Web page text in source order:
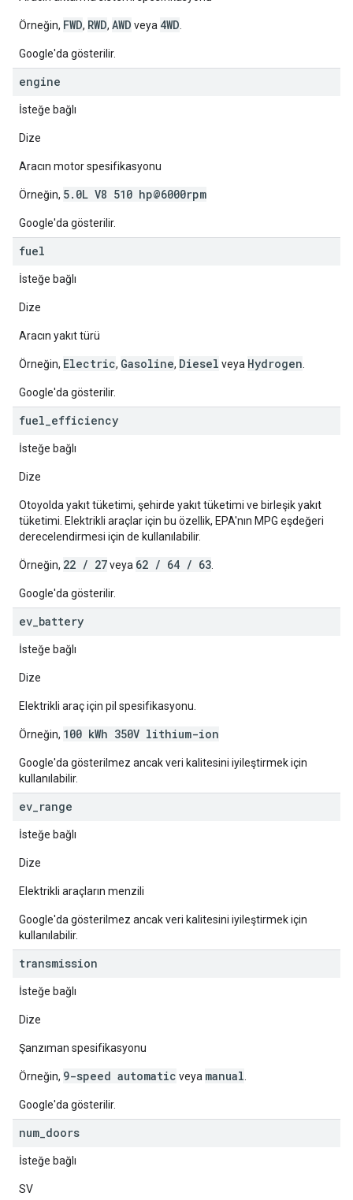
Örneğin, FWD, RWD, AWD veya 4WD
Google'da gösterilir.
engine
İsteğe bağlı
Dize
Aracın motor spesifikasyonu
Örneğin, 5.0L V8 510 hp@6000rpm
Google'da gösterilir.
fuel
İsteğe bağlı
Dize
Aracın yakıt türü
Örneğin, Electric, Gasoline, Diesel veya Hydrogen
Google'da gösterilir.
fuel efficiency
İsteğe bağlı
Dize
Otoyolda yakıt tüketimi, şehirde yakıt tüketimi ve birleşik yakıt
tüketimi. Elektrikli araçlar için bu özellik, EPA'nın MPG eşdeğeri
derecelendirmesi için de kullanılabilir.
Örneğin, 22 / 27veya 62 / 64 / 63
Google'da gösterilir.
ev battery
İsteğe bağlı
Dize
Elektrikli araç için pil spesifikasyonu.
Örneğin, 100 kWh 350V lithium-ion
Google'da gösterilmez ancak veri kalitesini iyileştirmek için
kullanılabilir.
ev range
İsteğe bağlı
Dize
Elektrikli araçların menzili
Google'da gösterilmez ancak veri kalitesini iyileştirmek için
kullanılabilir.
transmission
İsteğe bağlı
Dize
Şanzıman spesifikasyonu
Örneğin, 9-speed automatic veya manual
Google'da gösterilir.
num doors
İsteğe bağlı
SV